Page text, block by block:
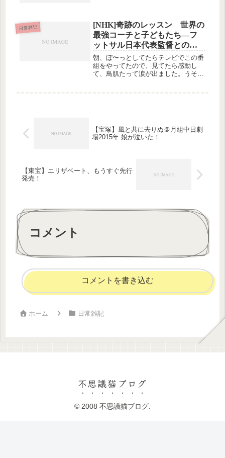
タグを入れたり古くて無効なURLを削
除したりしていますが、残り３分の２
は...
日常雑記
[NHK]奇跡のレッスン 世界の
最強コーチと子どもたち―フ
ットサル日本代表監督との１
週間―に感動
朝、ぼ〜っとしてたらテレビでこの番
組をやってたので、見てたら感動し
て、鳥肌たって涙が出ました。うそ
【宝塚】風と共に去りぬ＠月組中日劇
場2015年 娘が泣いた！
【東宝】エリザベート、もうすぐ先行
発売！
コメント
コメントを書き込む
ホーム 日常雑記
不思議猫ブログ
© 2008 不思議猫ブログ.